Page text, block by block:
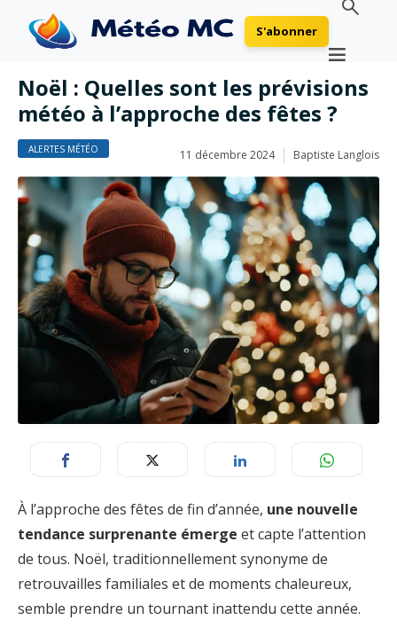
S'abonner
Noël : Quelles sont les prévisions
météo à l’approche des fêtes ?
ALERTES MÉTÉO 11 décembre 2024 Baptiste Langlois
À l’approche des fêtes de fin d’année, une nouvelle
tendance surprenante émerge et capte l’attention
de tous. Noël, traditionnellement synonyme de
retrouvailles familiales et de moments chaleureux,
semble prendre un tournant inattendu cette année.